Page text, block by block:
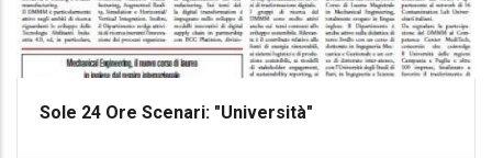
Sole 24 Ore Scenari: "Università"